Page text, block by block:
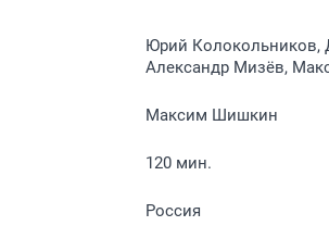
Юрий Колокольников,
Александр Мизёв,
Максим Шишкин
120 мин.
Россия